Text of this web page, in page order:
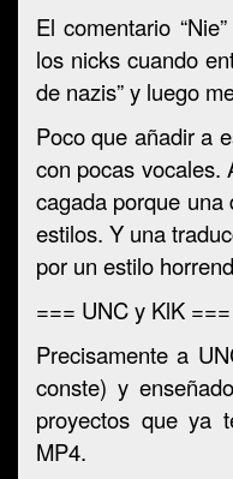
El comentario
los nicks cuando
de nazis” y luego
Poco que añadir a
con pocas vocales.
cagada porque
estilos. Y una
por un estilo
=== UNC y KlK ===
Precisamente a
conste) y
proyectos que ya
MP4.